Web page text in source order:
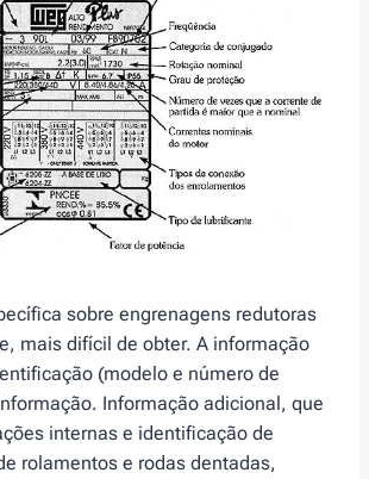
sobre engrenagens redutoras
mais difícil de obter. A informação
(modelo e número de
Informação adicional, que
internas e identificação de
rolamentos e rodas dentadas,